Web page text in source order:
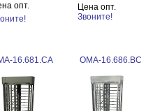
опт.
Цена опт.
Звоните!
16.681.CA ОМА-16.686.BC